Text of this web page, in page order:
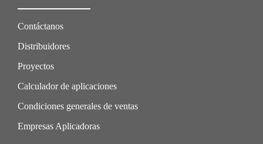
Contáctanos
Distribuidores
Proyectos
Calculador de aplicaciones
Condiciones generales de ventas
Empresas Aplicadoras